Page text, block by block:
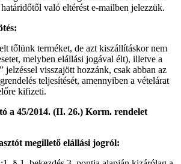
való eltérést e-mailben jelezzük.
tőlünk terméket, de azt kiszállításkor nem
melyben elállási jogával élt), illetve a
jelzéssel visszajött hozzánk, csak abban az
teljesítését, amennyiben a vételárat
kifizeti.
a 45/2014. (II. 26.) Korm. rendelet
megillető elállási jogról: